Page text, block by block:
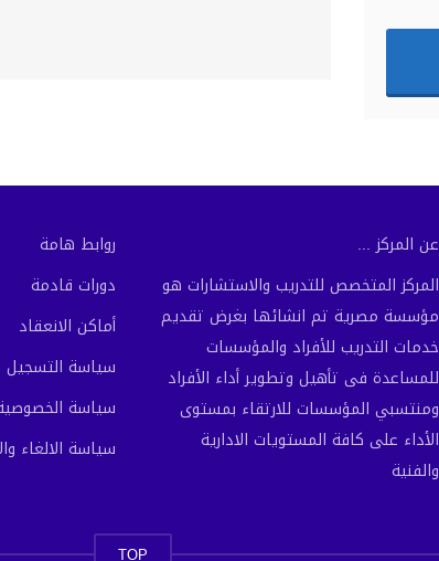
روابط هامة
دورات قادمة
أماكن الانعقاد
سياسة التسجيل
سياسة
سياسة الالغاء
عن المركز ...
المركز المتخصص للتدريب والاستشارات هو
مؤسسة مصرية تم انشائها بغرض تقديم
خدمات التدريب للأفراد والمؤسسات
للمساعدة فى تأهيل وتطوير أداء الأفراد
ومنتسبي المؤسسات للارتقاء بمستوى
الأداء على كافة المستويات الادارية
والفنية
TOP